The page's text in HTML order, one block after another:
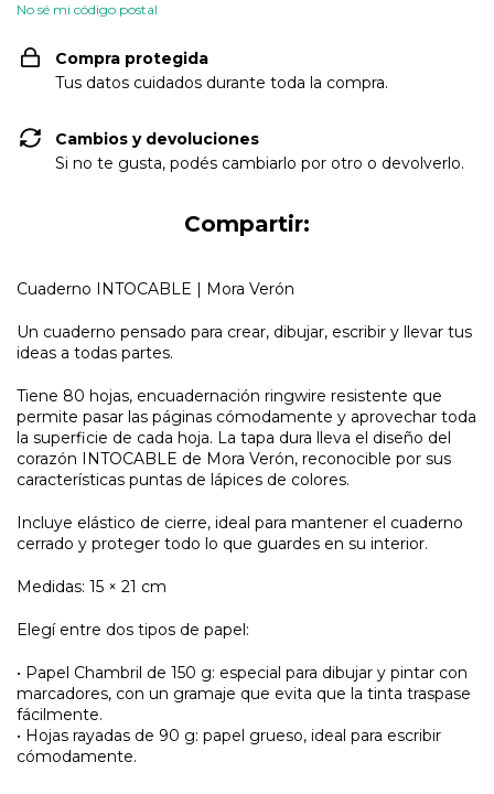
No sé mi código postal
Compra protegida
Tus datos cuidados durante toda la compra.
Cambios y devoluciones
Si no te gusta, podés cambiarlo por otro o devolverlo.
Compartir:
Cuaderno INTOCABLE | Mora Verón
Un cuaderno pensado para crear, dibujar, escribir y llevar tus
ideas a todas partes.
Tiene 80 hojas, encuadernación ringwire resistente que
permite pasar las páginas cómodamente y aprovechar toda
la superficie de cada hoja. La tapa dura lleva el diseño del
corazón INTOCABLE de Mora Verón, reconocible por sus
características puntas de lápices de colores.
Incluye elástico de cierre, ideal para mantener el cuaderno
cerrado y proteger todo lo que guardes en su interior.
Medidas: 15 × 21 cm
Elegí entre dos tipos de papel:
• Papel Chambril de 150 g: especial para dibujar y pintar con
marcadores, con un gramaje que evita que la tinta traspase
fácilmente.
• Hojas rayadas de 90 g: papel grueso, ideal para escribir
cómodamente.